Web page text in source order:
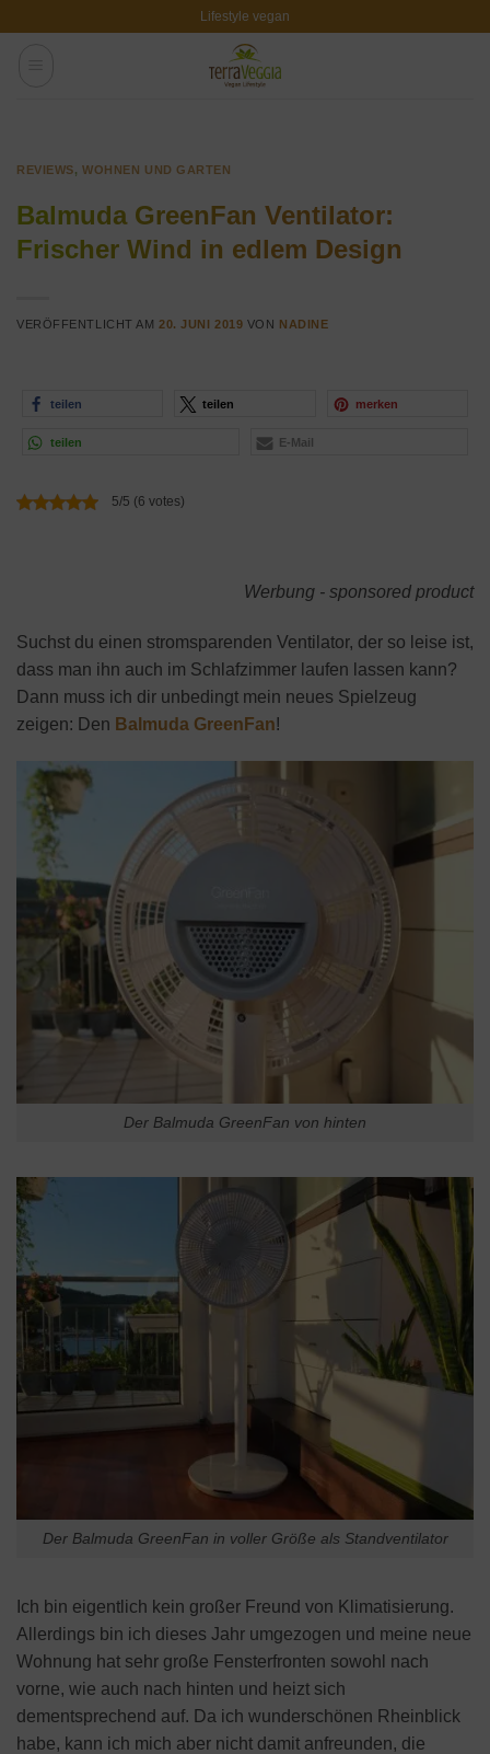
Lifestyle vegan
REVIEWS,WOHNEN UND GARTEN
Balmuda GreenFan Ventilator:
Frischer Wind in edlem Design
VERÖFFENTLICHT AM 20. JUNI 2019 VON NADINE
teilen teilen merken
teilen E-Mail
5/5 (6 votes)
Werbung - sponsored product
Suchst du einen stromsparenden Ventilator, der so leise ist,
dass man ihn auch im Schlafzimmer laufen lassen kann?
Dann muss ich dir unbedingt mein neues Spielzeug
zeigen: Den Balmuda GreenFan!
Der Balmuda GreenFan von hinten
Der Balmuda GreenFan in voller Größe als Standventilator
Ich bin eigentlich kein großer Freund von Klimatisierung.
Allerdings bin ich dieses Jahr umgezogen und meine neue
Wohnung hat sehr große Fensterfronten sowohl nach
vorne, wie auch nach hinten und heizt sich
dementsprechend auf. Da ich wunderschönen Rheinblick
habe, kann ich mich aber nicht damit anfreunden, die